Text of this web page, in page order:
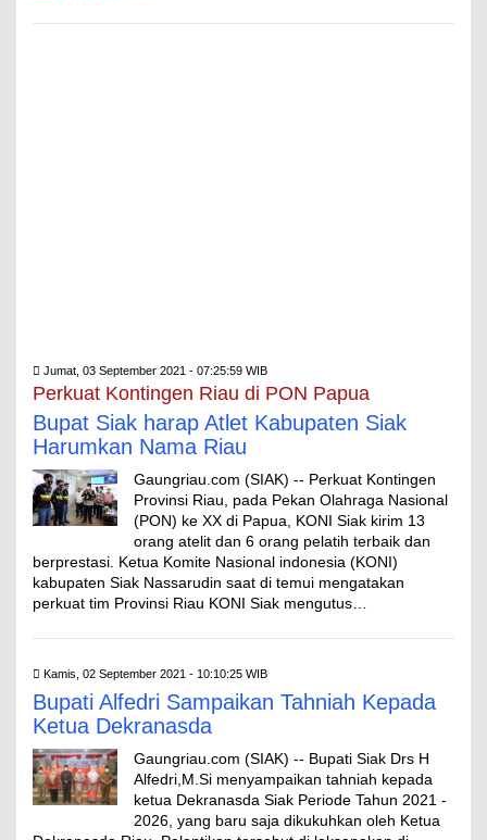
Jumat, 03 September 2021 - 07:25:59 WIB
Perkuat Kontingen Riau di PON Papua
Bupat Siak harap Atlet Kabupaten Siak
Harumkan Nama Riau
Gaungriau.com (SIAK) -- Perkuat Kontingen
Provinsi Riau, pada Pekan Olahraga Nasional
(PON) ke XX di Papua, KONI Siak kirim 13
orang atelit dan 6 orang pelatih terbaik dan
berprestasi. Ketua Komite Nasional indonesia (KONI)
kabupaten Siak Nassarudin saat di temui mengatakan
perkuat tim Provinsi Riau KONI Siak mengutus…
Kamis, 02 September 2021 - 10:10:25 WIB
Bupati Alfedri Sampaikan Tahniah Kepada
Ketua Dekranasda
Gaungriau.com (SIAK) -- Bupati Siak Drs H
Alfedri,M.Si menyampaikan tahniah kepada
ketua Dekranasda Siak Periode Tahun 2021 -
2026, yang baru saja dikukuhkan oleh Ketua